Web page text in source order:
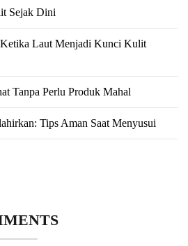
Sejak Dini
Laut Menjadi Kunci Kulit
Tanpa Perlu Produk Mahal
Tips Aman Saat Menyusui